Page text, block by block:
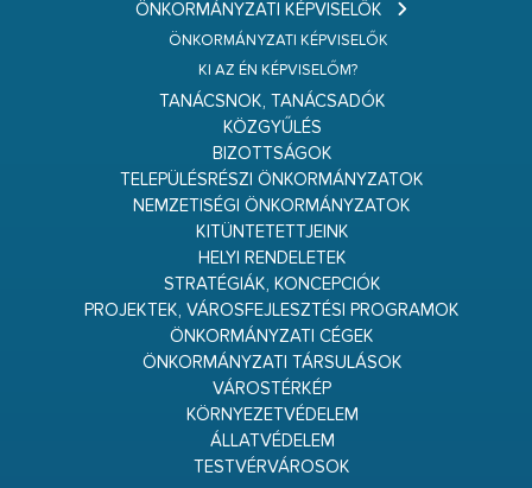
ÖNKORMÁNYZATI KÉPVISELŐK
ÖNKORMÁNYZATI KÉPVISELŐK
KI AZ ÉN KÉPVISELŐM?
TANÁCSNOK, TANÁCSADÓK
KÖZGYŰLÉS
BIZOTTSÁGOK
TELEPÜLÉSRÉSZI ÖNKORMÁNYZATOK
NEMZETISÉGI ÖNKORMÁNYZATOK
KITÜNTETETTJEINK
HELYI RENDELETEK
STRATÉGIÁK, KONCEPCIÓK
PROJEKTEK, VÁROSFEJLESZTÉSI PROGRAMOK
ÖNKORMÁNYZATI CÉGEK
ÖNKORMÁNYZATI TÁRSULÁSOK
VÁROSTÉRKÉP
KÖRNYEZETVÉDELEM
ÁLLATVÉDELEM
TESTVÉRVÁROSOK